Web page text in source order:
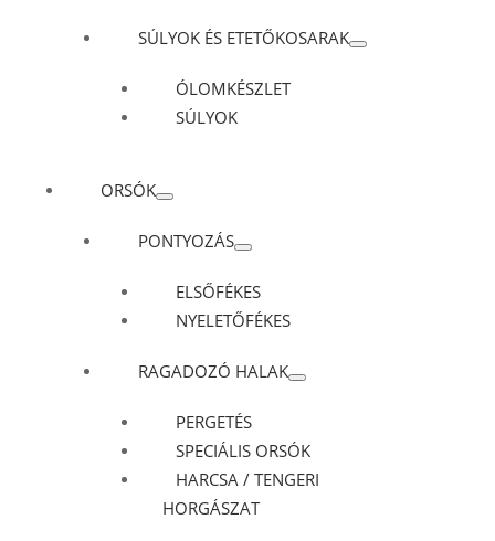
SÚLYOK ÉS ETETŐKOSARAK
ÓLOMKÉSZLET
SÚLYOK
ORSÓK
PONTYOZÁS
ELSŐFÉKES
NYELETŐFÉKES
RAGADOZÓ HALAK
PERGETÉS
SPECIÁLIS ORSÓK
HARCSA / TENGERI
HORGÁSZAT